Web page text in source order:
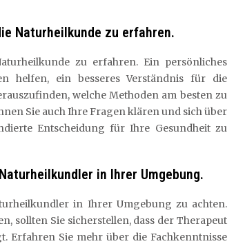
Naturheilkunde zu erfahren.
zu erfahren. Ein persönliches
helfen, ein besseres Verständnis für die
welche Methoden am besten zu
Sie auch Ihre Fragen klären und sich über
Entscheidung für Ihre Gesundheit zu
in Ihrer Umgebung.
in Ihrer Umgebung zu achten.
sollten Sie sicherstellen, dass der Therapeut
Erfahren Sie mehr über die Fachkenntnisse